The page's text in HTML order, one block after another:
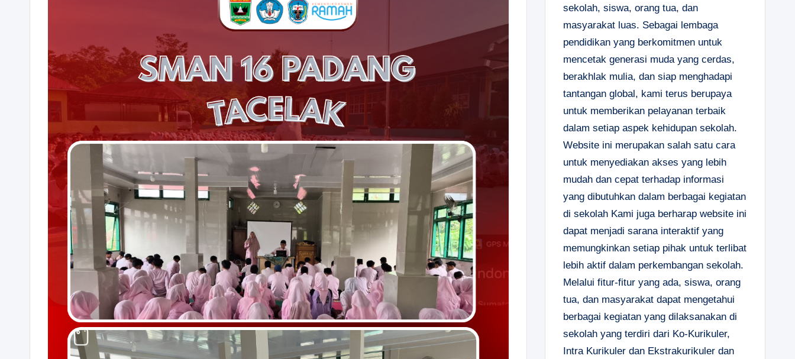
sekolah, siswa, orang tua, dan
masyarakat luas. Sebagai lembaga
pendidikan yang berkomitmen untuk
mencetak generasi muda yang cerdas,
berakhlak mulia, dan siap menghadapi
tantangan global, kami terus berupaya
untuk memberikan pelayanan terbaik
dalam setiap aspek kehidupan sekolah.
Website ini merupakan salah satu cara
untuk menyediakan akses yang lebih
mudah dan cepat terhadap informasi
yang dibutuhkan dalam berbagai kegiatan
di sekolah Kami juga berharap website ini
dapat menjadi sarana interaktif yang
memungkinkan setiap pihak untuk terlibat
lebih aktif dalam perkembangan sekolah.
Melalui fitur-fitur yang ada, siswa, orang
tua, dan masyarakat dapat mengetahui
berbagai kegiatan yang dilaksanakan di
sekolah yang terdiri dari Ko-Kurikuler,
Intra Kurikuler dan Ekstrakurikuler dan